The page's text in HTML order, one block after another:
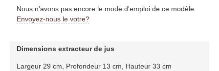
Nous n'avons pas encore le mode d'emploi de ce modèle.
Envoyez-nous le votre?
Dimensions extracteur de jus
Largeur 29 cm, Profondeur 13 cm, Hauteur 33 cm